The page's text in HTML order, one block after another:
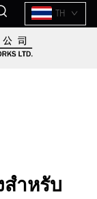
TH
สำหรับ